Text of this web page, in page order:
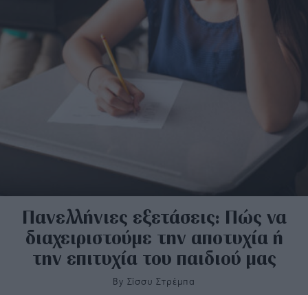
Πανελλήνιες εξετάσεις: Πώς να
διαχειριστούμε την αποτυχία ή
την επιτυχία του παιδιού μας
By Σίσσυ Στρέμπα